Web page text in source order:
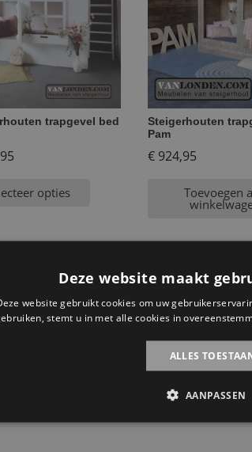
trapgevel bed
opties
Steigerhouten
Pam
€924,95
Toevoegen
Deze website maakt
website gebruikt cookies om uw
stemt u in met alle cookies in
ALLES
AANPASSEN